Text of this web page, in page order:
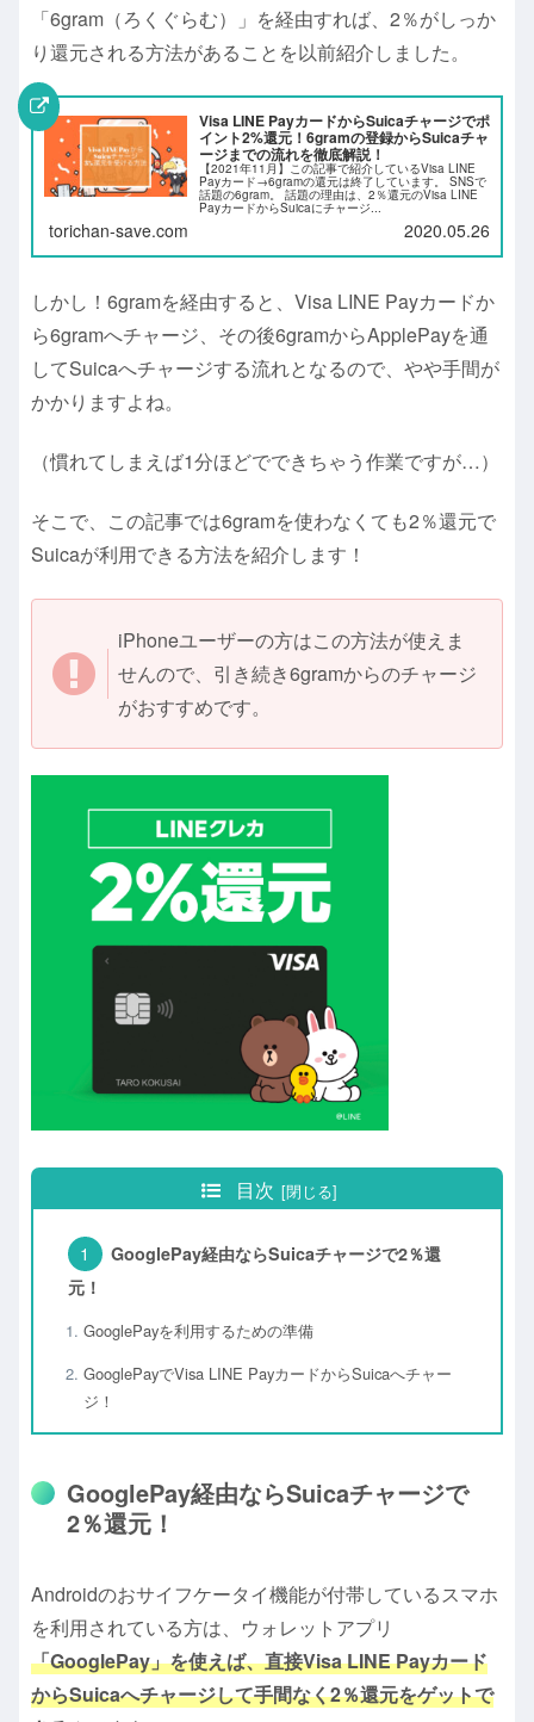
「6gram（ろくぐらむ）」を経由すれば、2％がしっか
り還元される方法があることを以前紹介しました。
Visa LINE PayカードからSuicaチャージでポ
イント2%還元！6gramの登録からSuicaチャ
ージまでの流れを徹底解説！
【2021年11月】この記事で紹介しているVisa LINE
Payカード→6gramの還元は終了しています。 SNSで
話題の6gram。 話題の理由は、2％還元のVisa LINE
PayカードからSuicaにチャージ...
torichan-save.com 2020.05.26
しかし！6gramを経由すると、Visa LINE Payカードか
ら6gramへチャージ、その後6gramからApplePayを通
してSuicaへチャージする流れとなるので、やや手間が
かかりますよね。
（慣れてしまえば1分ほどでできちゃう作業ですが…）
そこで、この記事では6gramを使わなくても2％還元で
Suicaが利用できる方法を紹介します！
iPhoneユーザーの方はこの方法が使えま
せんので、引き続き6gramからのチャージ
がおすすめです。
目次
GooglePay経由ならSuicaチャージで2％還
元！
GooglePayを利用するための準備
GooglePayでVisa LINE PayカードからSuicaへチャー
ジ！
GooglePay経由ならSuicaチャージで
2％還元！
Androidのおサイフケータイ機能が付帯しているスマホ
を利用されている方は、ウォレットアプリ
「GooglePay」を使えば、直接Visa LINE Payカード
からSuicaへチャージして手間なく2％還元をゲットで